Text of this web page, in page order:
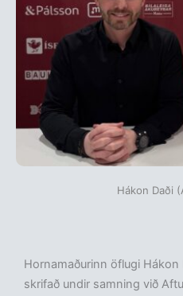
Hákon Daði
Hornamaðurinn öflugi
skrifað undir samning við